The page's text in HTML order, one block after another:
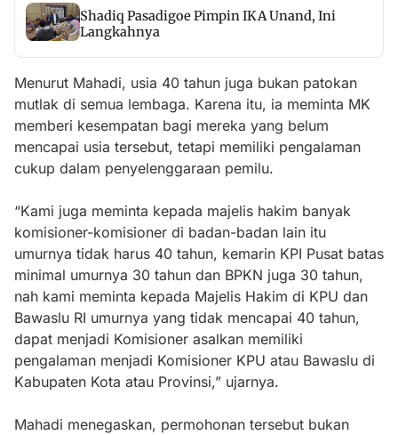
Shadiq Pasadigoe Pimpin IKA Unand, Ini
Langkahnya
Menurut Mahadi, usia 40 tahun juga bukan patokan
mutlak di semua lembaga. Karena itu, ia meminta MK
memberi kesempatan bagi mereka yang belum
mencapai usia tersebut, tetapi memiliki pengalaman
cukup dalam penyelenggaraan pemilu.
“Kami juga meminta kepada majelis hakim banyak
komisioner-komisioner di badan-badan lain itu
umurnya tidak harus 40 tahun, kemarin KPI Pusat batas
minimal umurnya 30 tahun dan BPKN juga 30 tahun,
nah kami meminta kepada Majelis Hakim di KPU dan
Bawaslu RI umurnya yang tidak mencapai 40 tahun,
dapat menjadi Komisioner asalkan memiliki
pengalaman menjadi Komisioner KPU atau Bawaslu di
Kabupaten Kota atau Provinsi,” ujarnya.
Mahadi menegaskan, permohonan tersebut bukan